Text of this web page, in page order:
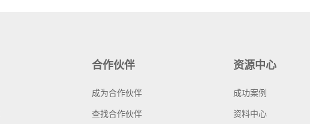
合作伙伴
成为合作伙伴
查找合作伙伴
资源中心
成功案例
资料中心